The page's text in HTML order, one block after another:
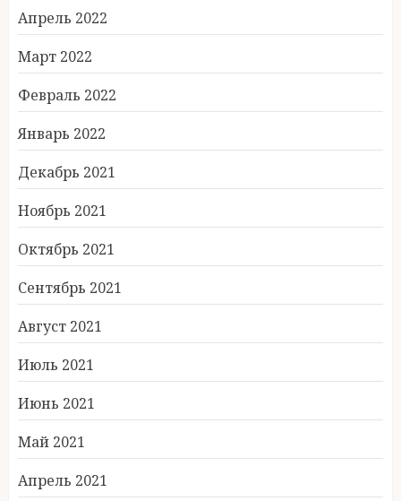
Апрель 2022
Март 2022
Февраль 2022
Январь 2022
Декабрь 2021
Ноябрь 2021
Октябрь 2021
Сентябрь 2021
Август 2021
Июль 2021
Июнь 2021
Май 2021
Апрель 2021